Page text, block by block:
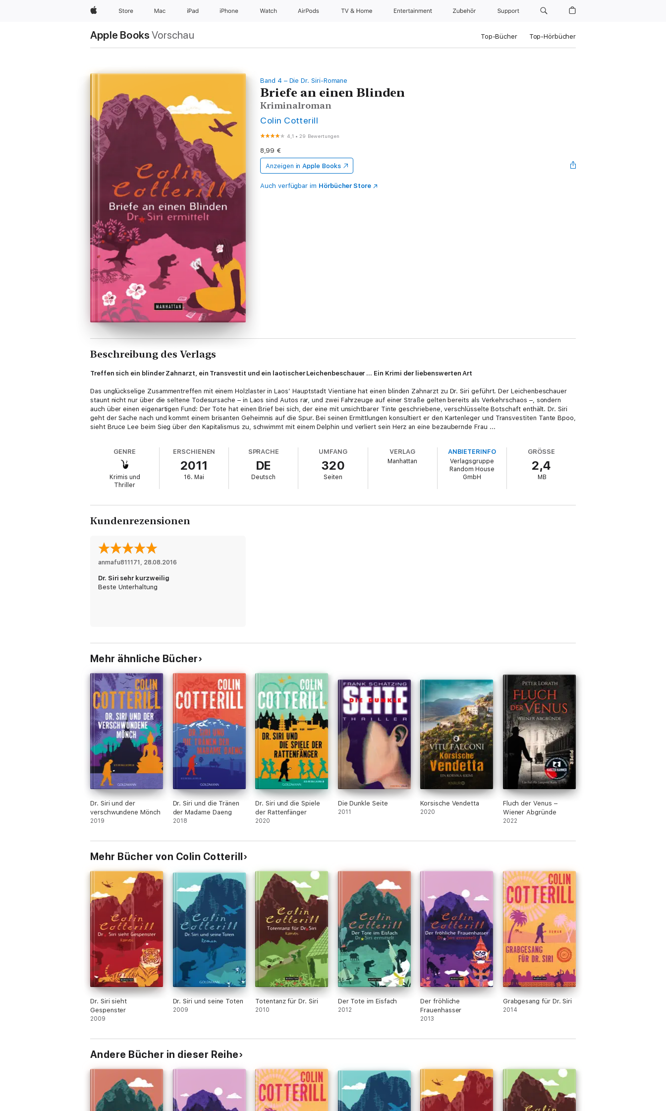
Apple Store Mac iPad iPhone Watch AirPods TV & Home Entertainment Zubehör Support
Apple Books Vorschau Top-Bücher Top-Hörbücher
Band 4 – Die Dr. Siri-Romane
Briefe an einen Blinden
Kriminalroman
Colin Cotterill
4,1 •29 Bewertungen
8,99 €
Anzeigen in Apple Books
Auch verfügbar im Hörbücher Store
Beschreibung des Verlags
Treffen sich ein blinder Zahnarzt, ein Transvestit und ein laotischer Leichenbeschauer … Ein Krimi der liebenswerten Art
Das unglückselige Zusammentreffen mit einem Holzlaster in Laos’ Hauptstadt Vientiane hat einen blinden Zahnarzt zu Dr. Siri geführt. Der Leichenbeschauer
staunt nicht nur über die seltene Todesursache – in Laos sind Autos rar, und zwei Fahrzeuge auf einer Straße gelten bereits als Verkehrschaos –, sondern
auch über einen eigenartigen Fund: Der Tote hat einen Brief bei sich, der eine mit unsichtbarer Tinte geschriebene, verschlüsselte Botschaft enthält. Dr. Siri
geht der Sache nach und kommt einem brisanten Geheimnis auf die Spur. Bei seinen Ermittlungen konsultiert er den Kartenleger und Transvestiten Tante Bpoo,
sieht Bruce Lee beim Sieg über den Kapitalismus zu, schwimmt mit einem Delphin und verliert sein Herz an eine bezaubernde Frau ...
GENRE
Krimis und
Thriller
ERSCHIENEN
2011
16. Mai
SPRACHE
DE
Deutsch
UMFANG
320
Seiten
VERLAG
Manhattan
ANBIETERINFO
Verlagsgruppe
Random House
GmbH
GRÖSSE
2,4
MB
Kundenrezensionen
anmafu811171 , 28.08.2016
Dr. Siri sehr kurzweilig
Beste Unterhaltung
Mehr ähnliche Bücher
Dr. Siri und der
verschwundene Mönch
2019
Dr. Siri und die Tränen
der Madame Daeng
2018
Dr. Siri und die Spiele
der Rattenfänger
2020
Die Dunkle Seite
2011
Korsische Vendetta
2020
Fluch der Venus –
Wiener Abgründe
2022
Mehr Bücher von Colin Cotterill
Dr. Siri sieht
Gespenster
2009
Dr. Siri und seine Toten
2009
Totentanz für Dr. Siri
2010
Der Tote im Eisfach
2012
Der fröhliche
Frauenhasser
2013
Grabgesang für Dr. Siri
2014
Andere Bücher in dieser Reihe